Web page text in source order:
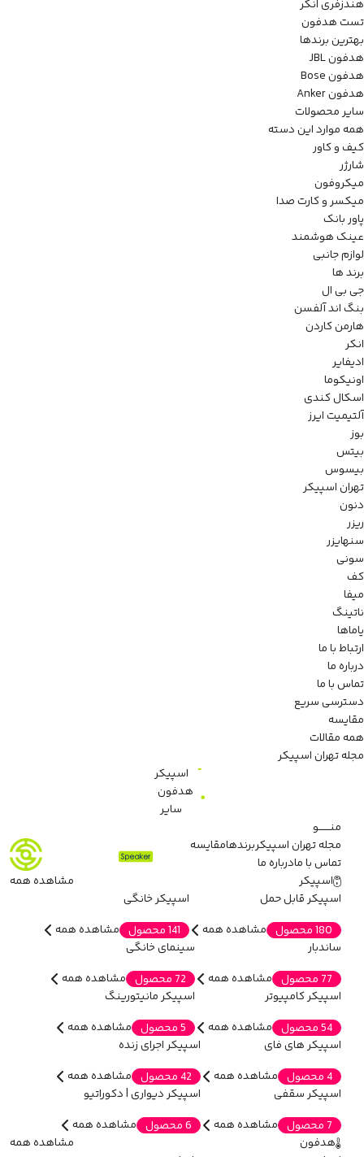
هندزفری انکر
تست هدفون
بهترین برندها
هدفون JBL
هدفون Bose
هدفون Anker
سایر محصولات
همه موارد این دسته
کیف و کاور
شارژر
میکروفون
میکسر و کارت صدا
پاور بانک
عینک هوشمند
لوازم جانبی
برند ها
جی بی ال
بنگ اند آلفسن
هارمن کاردن
انکر
ادیفایر
اونیکوما
اسکال کندی
آلتیمیت ایرز
بوز
بیتس
بیسوس
تهران اسپیکر
دنون
ریزر
سنهایزر
سونی
کف
میفا
ناتینگ
یاماها
ارتباط با ما
درباره ما
تماس با ما
دسترسی سریع
مقایسه
همه مقالات
مجله تهران اسپیکر
اسپیکر
هدفون
سایر
منـــــــو
مجله تهران اسپیکربرندهامقایسه
تماس با مادرباره ما
اسپیکر
مشاهده همه
اسپیکر قابل حمل
180 محصول
مشاهده همه
اسپیکر خانگی
141 محصول
مشاهده همه
ساندبار
77 محصول
مشاهده همه
سینمای خانگی
72 محصول
مشاهده همه
اسپیکر کامپیوتر
54 محصول
مشاهده همه
اسپیکر مانیتورینگ
5 محصول
مشاهده همه
اسپیکر های فای
4 محصول
مشاهده همه
اسپیکر اجرای زنده
42 محصول
مشاهده همه
اسپیکر سقفی
7 محصول
مشاهده همه
اسپیکر دیواری | دکوراتیو
6 محصول
مشاهده همه
هدفون
مشاهده همه